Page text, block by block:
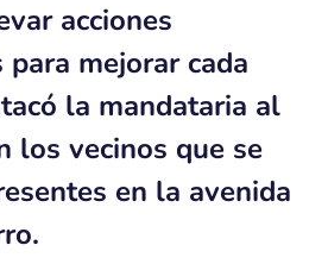
acciones
para mejorar cada
la mandataria al
los vecinos que se
en la avenida